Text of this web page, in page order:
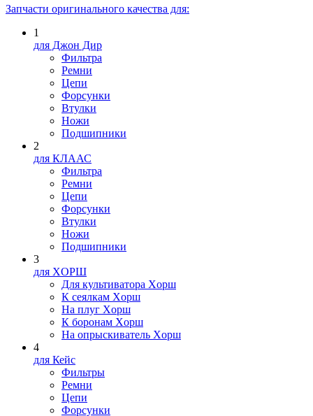
Запчасти оригинального качества для:
1
для Джон Дир
Фильтра
Ремни
Цепи
Форсунки
Втулки
Ножи
Подшипники
2
для КЛААС
Фильтра
Ремни
Цепи
Форсунки
Втулки
Ножи
Подшипники
3
для XOPШ
Для культиватора Xopш
К сеялкам Xopш
На плуг Xopш
К боронам Xopш
На опрыскиватель Xopш
4
для Кейс
Фильтры
Ремни
Цепи
Форсунки